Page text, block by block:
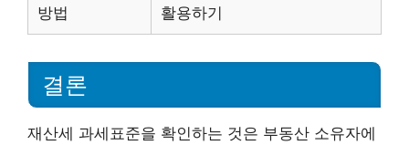
방법
활용하기
결론
재산세 과세표준을 확인하는 것은 부동산 소유자에